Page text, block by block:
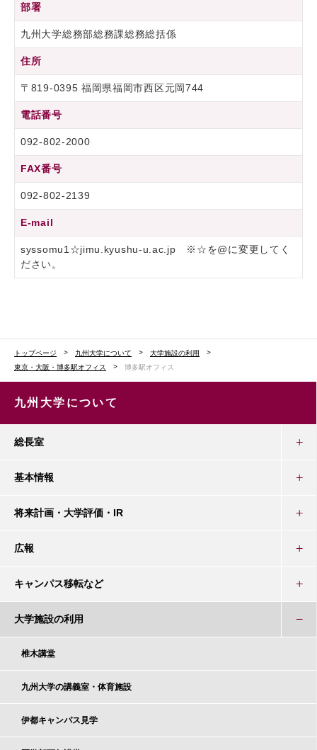
部署
九州大学総務部総務課総務総括係
住所
〒819-0395 福岡県福岡市西区元岡744
電話番号
092-802-2000
FAX番号
092-802-2139
E-mail
syssomu1☆jimu.kyushu-u.ac.jp ※☆を@に変更してく
ださい。
トップページ 九州大学について
大学施設の利用
東京・大阪・博多駅オフィス
博多駅オフィス
九州大学について
総長室
基本情報
将来計画・大学評価・IR
広報
キャンパス移転など
大学施設の利用
椎木講堂
九州大学の講義室・体育施設
伊都キャンパス見学